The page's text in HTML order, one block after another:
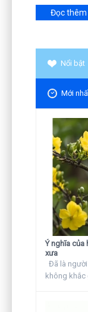
Đọc thêm
Nổi bật
Mới
Ý nghĩa của
xưa
Đã là người
không khắc